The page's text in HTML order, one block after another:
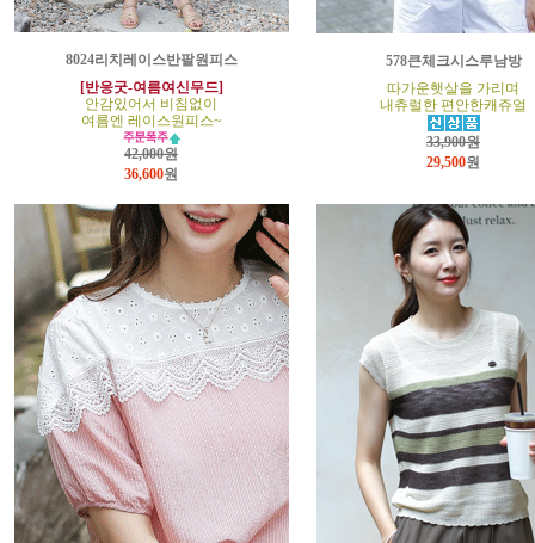
8024리치레이스반팔원피스
[반응굿-여름여신무드]
안감있어서 비침없이
여름엔 레이스원피스~
42,000원
36,600원
578큰체크시스루남방
따가운햇살을 가리며
내츄럴한 편안한캐쥬얼
33,900원
29,500원